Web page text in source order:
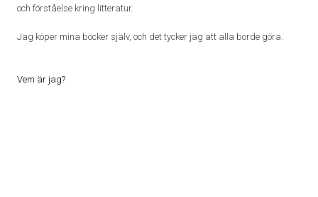
och förståelse kring litteratur.
Jag köper mina böcker själv, och det tycker jag att alla borde göra.
Vem är jag?